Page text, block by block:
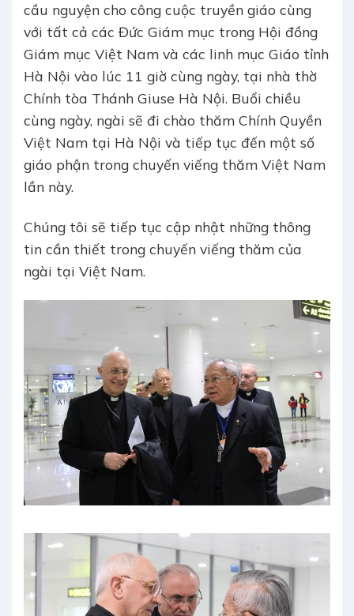
cầu nguyện cho công cuộc truyền giáo cùng
với tất cả các Đức Giám mục trong Hội đồng
Giám mục Việt Nam và các linh mục Giáo tỉnh
Hà Nội vào lúc 11 giờ cùng ngày, tại nhà thờ
Chính tòa Thánh Giuse Hà Nội. Buổi chiều
cùng ngày, ngài sẽ đi chào thăm Chính Quyền
Việt Nam tại Hà Nội và tiếp tục đến một số
giáo phận trong chuyến viếng thăm Việt Nam
lần này.
Chúng tôi sẽ tiếp tục cập nhật những thông
tin cần thiết trong chuyến viếng thăm của
ngài tại Việt Nam.